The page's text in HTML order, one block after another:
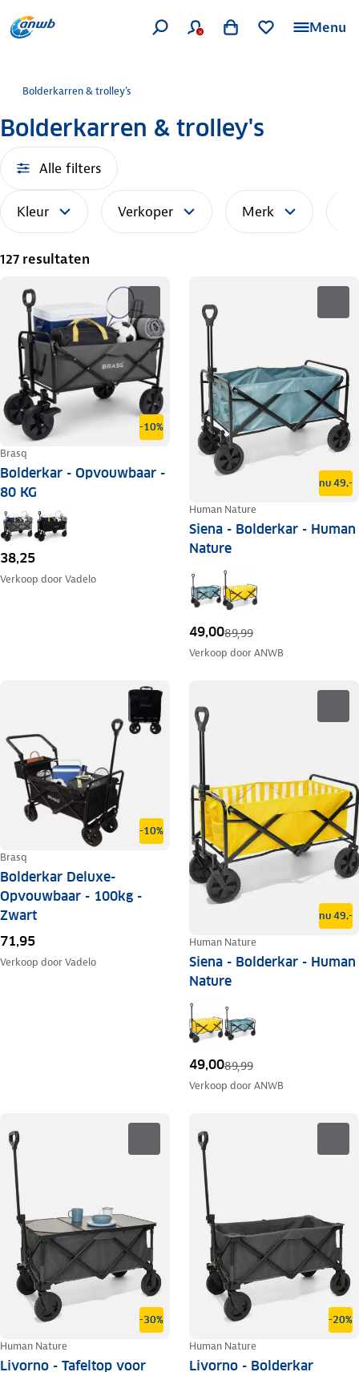
Menu
Bolderkarren & trolley's
Bolderkarren & trolley's
Alle filters
Kleur Verkoper Merk
127 resultaten
-10%
Brasq
Bolderkar - Opvouwbaar -
80 KG
38,25
Verkoop doorVadelo
nu 49,-
Human Nature
Siena - Bolderkar - Human
Nature
49,0089,99
Verkoop doorANWB
-10%
Brasq
Bolderkar Deluxe-
Opvouwbaar - 100kg -
Zwart
71,95
Verkoop doorVadelo
nu 49,-
Human Nature
Siena - Bolderkar - Human
Nature
49,0089,99
Verkoop doorANWB
-30%
Human Nature
Livorno - Tafeltop voor
-20%
Human Nature
Livorno - Bolderkar